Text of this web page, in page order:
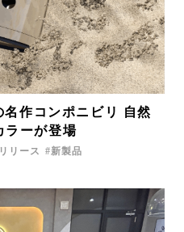
名作コンポニビリ 自然
ラーが登場
リース 新製品